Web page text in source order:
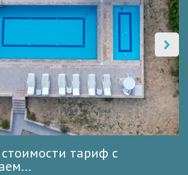
тариф с